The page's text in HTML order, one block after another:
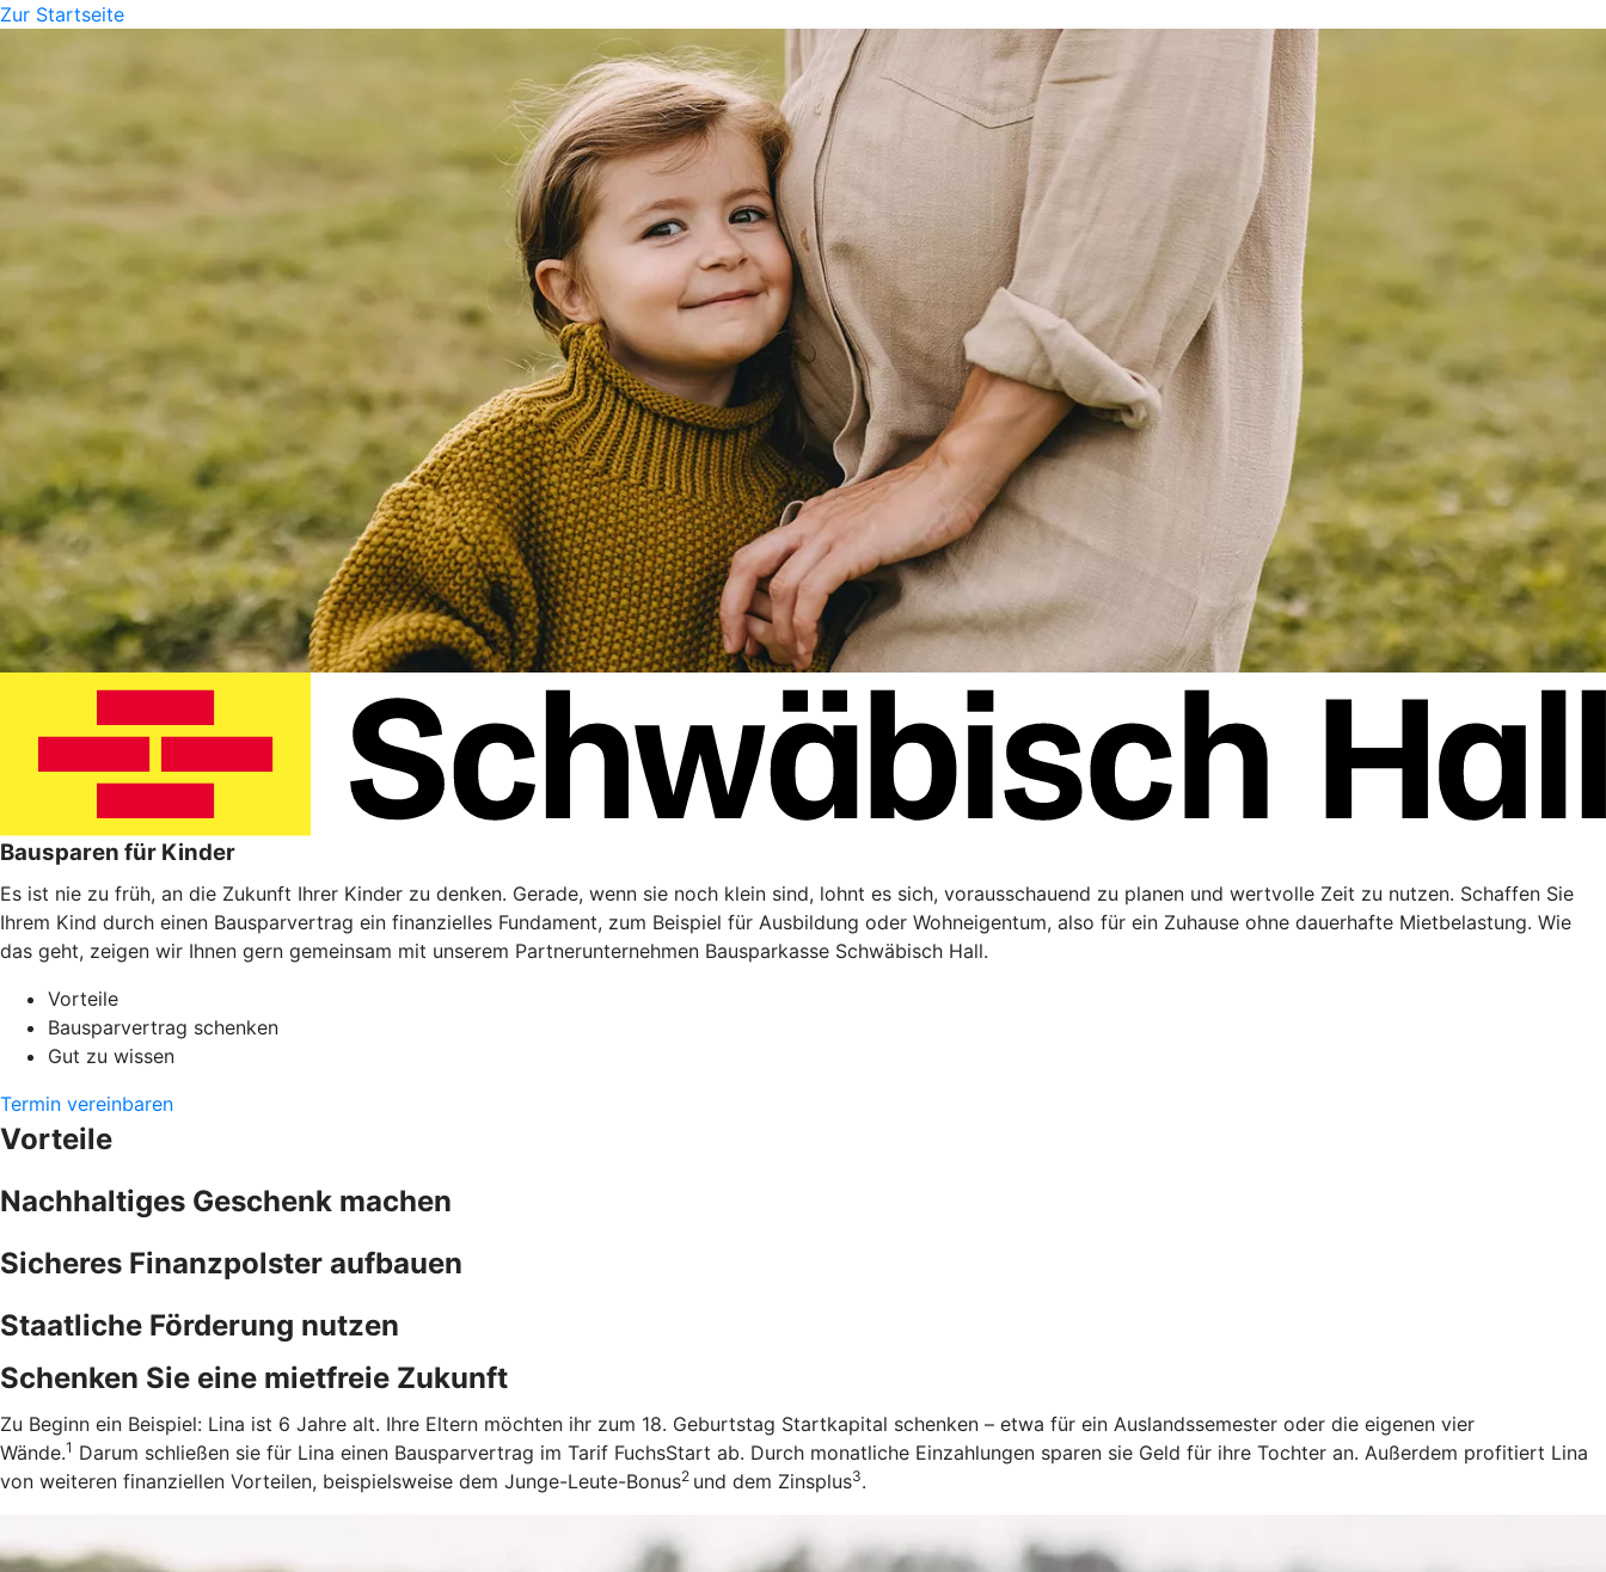
Zur Startseite
Bausparen für Kinder
Es ist nie zu früh, an die Zukunft Ihrer Kinder zu denken. Gerade, wenn sie noch klein sind, lohnt es sich, vorausschauend zu planen und wertvolle Zeit zu nutzen. Schaffen Sie
Ihrem Kind durch einen Bausparvertrag ein finanzielles Fundament, zum Beispiel für Ausbildung oder Wohneigentum, also für ein Zuhause ohne dauerhafte Mietbelastung. Wie
das geht, zeigen wir Ihnen gern gemeinsam mit unserem Partnerunternehmen Bausparkasse Schwäbisch Hall.
Vorteile
Bausparvertrag schenken
Gut zu wissen
Termin vereinbaren
Vorteile
Nachhaltiges Geschenk machen
Sicheres Finanzpolster aufbauen
Staatliche Förderung nutzen
Schenken Sie eine mietfreie Zukunft
Zu Beginn ein Beispiel: Lina ist 6 Jahre alt. Ihre Eltern möchten ihr zum 18. Geburtstag Startkapital schenken – etwa für ein Auslandssemester oder die eigenen vier
Wände.1 Darum schließen sie für Lina einen Bausparvertrag im Tarif FuchsStart ab. Durch monatliche Einzahlungen sparen sie Geld für ihre Tochter an. Außerdem profitiert Lina
von weiteren finanziellen Vorteilen, beispielsweise dem Junge-Leute-Bonus2 und dem Zinsplus3.